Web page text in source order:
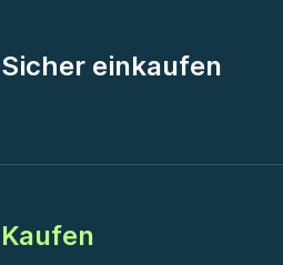
Sicher einkaufen
Kaufen